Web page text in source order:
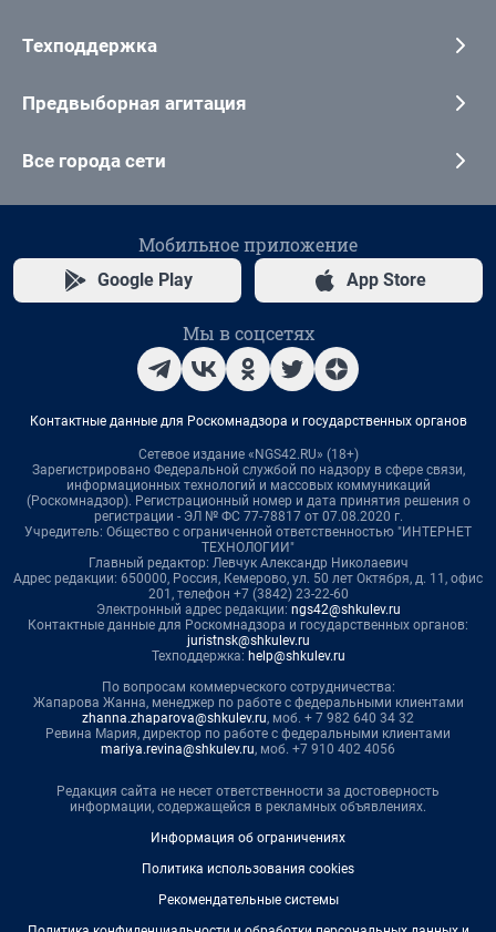
Техподдержка
Предвыборная агитация
Все города сети
Мобильное приложение
Google Play App Store
Мы в соцсетях
Контактные данные для Роскомнадзора и государственных органов
Сетевое издание «NGS42.RU» (18+)
Зарегистрировано Федеральной службой по надзору в сфере связи,
информационных технологий и массовых коммуникаций
(Роскомнадзор). Регистрационный номер и дата принятия решения о
регистрации - ЭЛ № ФС 77-78817 от 07.08.2020 г.
Учредитель: Общество с ограниченной ответственностью "ИНТЕРНЕТ
ТЕХНОЛОГИИ"
Главный редактор: Левчук Александр Николаевич
Адрес редакции: 650000, Россия, Кемерово, ул. 50 лет Октября, д. 11, офис
201, телефон +7 (3842) 23-22-60
Электронный адрес редакции: ngs42@shkulev.ru
Контактные данные для Роскомнадзора и государственных органов:
juristnsk@shkulev.ru
Техподдержка: help@shkulev.ru
По вопросам коммерческого сотрудничества:
Жапарова Жанна, менеджер по работе с федеральными клиентами
zhanna.zhaparova@shkulev.ru, моб. + 7 982 640 34 32
Ревина Мария, директор по работе с федеральными клиентами
mariya.revina@shkulev.ru, моб. +7 910 402 4056
Редакция сайта не несет ответственности за достоверность
информации, содержащейся в рекламных объявлениях.
Информация об ограничениях
Политика использования cookies
Рекомендательные системы